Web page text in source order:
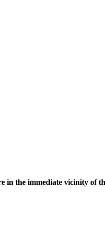
in the immediate vicinity of